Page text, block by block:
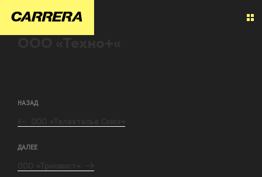
НАЗАД
ДАЛЕЕ